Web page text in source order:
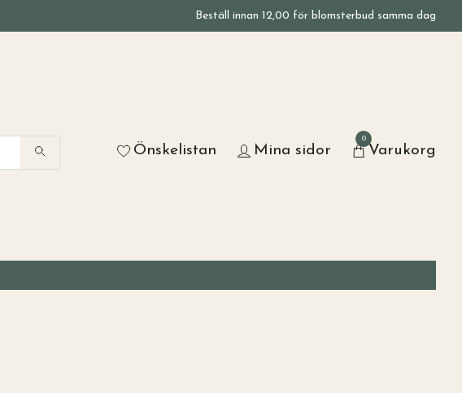
Beställ innan 12,00 för blomsterbud samma dag
Önskelistan Mina sidor
0
Varukorg